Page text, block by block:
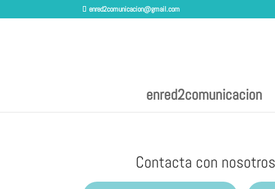
enred2comunicacion@gmail.com
enred2comunicacion
Contacta con